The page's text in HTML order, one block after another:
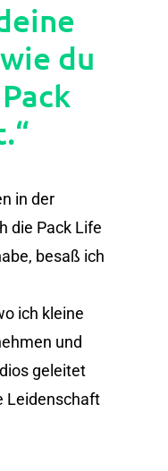
du
in der
die Pack Life
besaß ich
ich kleine
und
geleitet
Leidenschaft